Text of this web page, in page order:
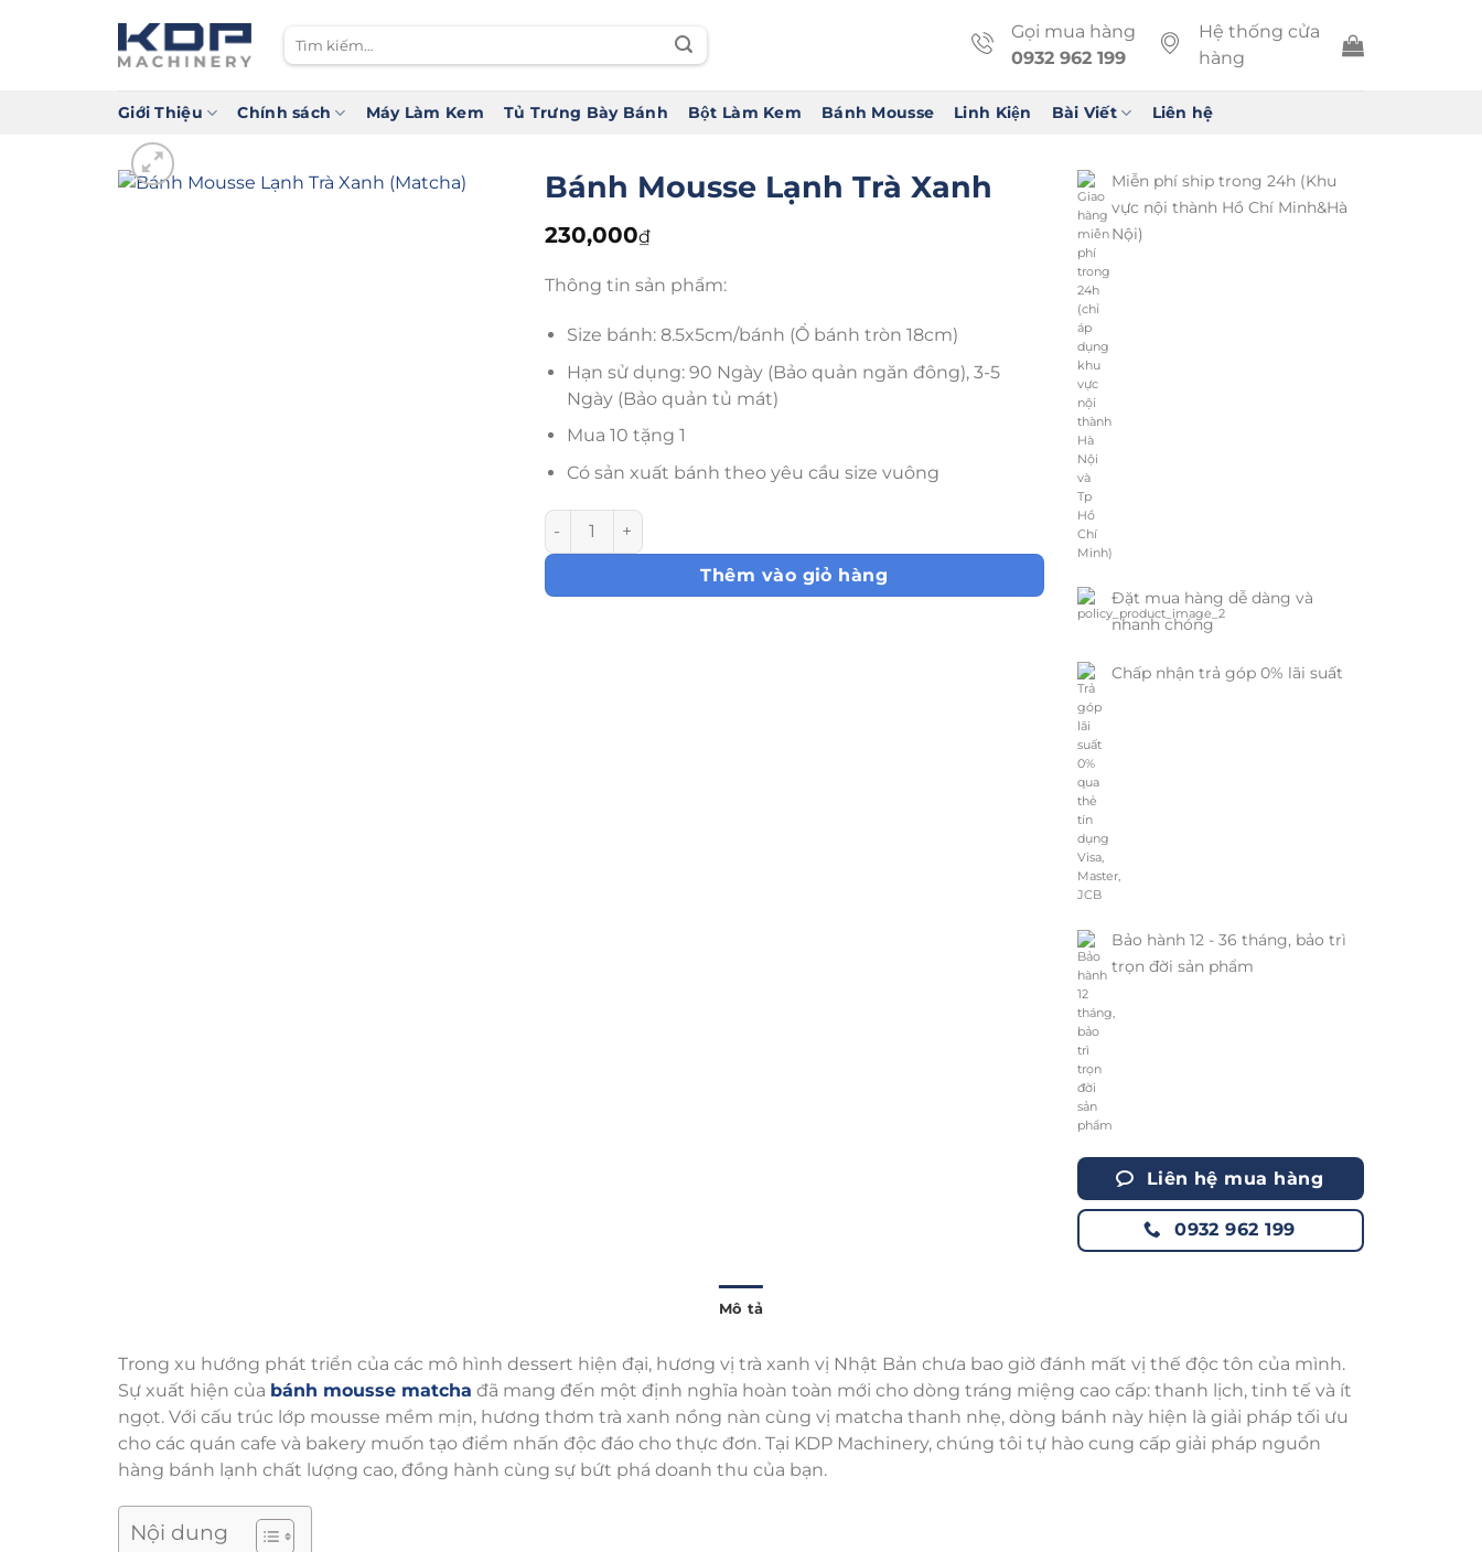
Tìm
kiếm:
Gọi mua hàng
0932 962 199
Hệ thống cửa
hàng
Giới Thiệu Chính sách Máy Làm Kem Tủ Trưng Bày Bánh Bột Làm Kem Bánh Mousse Linh Kiện Bài Viết Liên hệ
Bánh Mousse Lạnh Trà Xanh
230,000₫
Thông tin sản phẩm:
Size bánh: 8.5x5cm/bánh (Ổ bánh tròn 18cm)
Hạn sử dụng: 90 Ngày (Bảo quản ngăn đông), 3-5
Ngày (Bảo quản tủ mát)
Mua 10 tặng 1
Có sản xuất bánh theo yêu cầu size vuông
Bánh Mousse Lạnh Trà Xanh số lượng
Thêm vào giỏ hàng
Miễn phí ship trong 24h (Khu
vực nội thành Hồ Chí Minh&Hà
Nội)
Đặt mua hàng dễ dàng và
nhanh chóng
Chấp nhận trả góp 0% lãi suất
Bảo hành 12 - 36 tháng, bảo trì
trọn đời sản phẩm
Liên hệ mua hàng
0932 962 199
Mô tả
Trong xu hướng phát triển của các mô hình dessert hiện đại, hương vị trà xanh vị Nhật Bản chưa bao giờ đánh mất vị thế độc tôn của mình.
Sự xuất hiện của bánh mousse matcha đã mang đến một định nghĩa hoàn toàn mới cho dòng tráng miệng cao cấp: thanh lịch, tinh tế và ít
ngọt. Với cấu trúc lớp mousse mềm mịn, hương thơm trà xanh nồng nàn cùng vị matcha thanh nhẹ, dòng bánh này hiện là giải pháp tối ưu
cho các quán cafe và bakery muốn tạo điểm nhấn độc đáo cho thực đơn. Tại KDP Machinery, chúng tôi tự hào cung cấp giải pháp nguồn
hàng bánh lạnh chất lượng cao, đồng hành cùng sự bứt phá doanh thu của bạn.
Nội dung